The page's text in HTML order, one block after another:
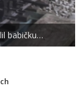
babičku…